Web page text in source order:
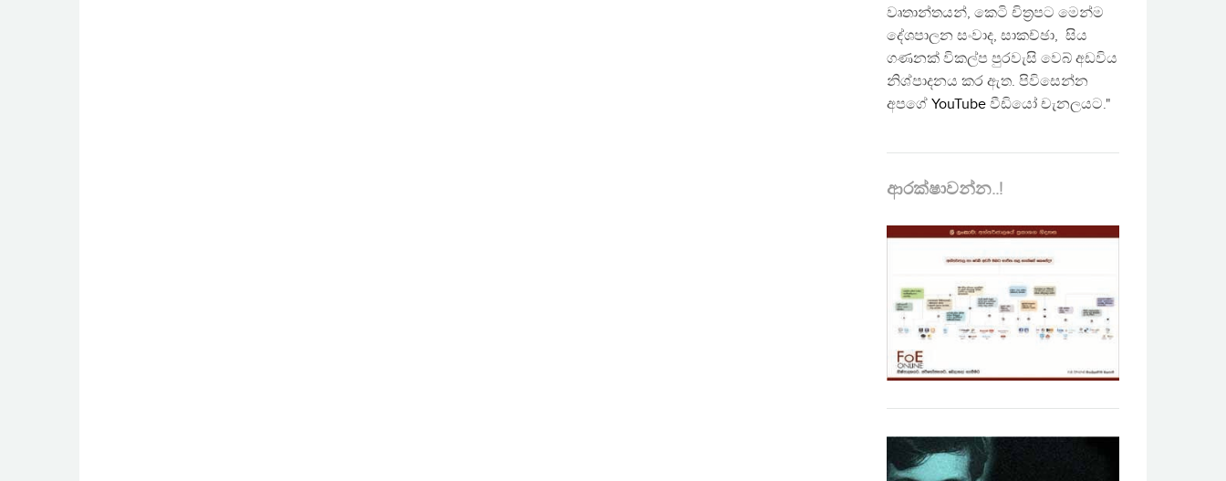
වෘතාන්තයන්, කෙටි චිත්‍රපට මෙන්ම
දේශපාලන සංවාද, සාකච්ඡා, සිය
ගණනක් විකල්ප පුරවැසි වෙබ් අඩවිය
නිශ්පාදනය කර ඇත. පිවිසෙන්න
අපගේ YouTube වීඩියෝ චැනලයට."
ආරක්ෂාවන්න..!